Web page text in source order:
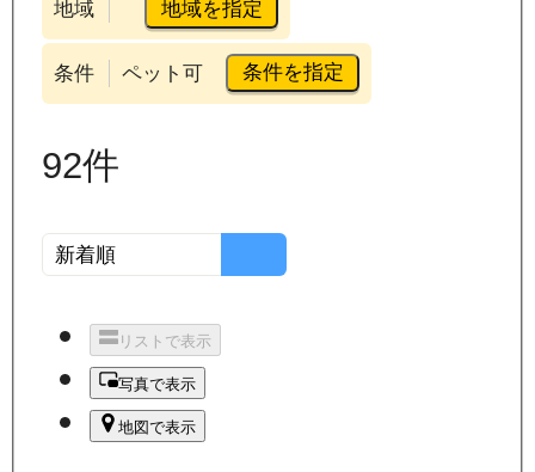
地域 地域を指定
条件 ペット可 条件を指定
92件
リストで表示
写真で表示
地図で表示